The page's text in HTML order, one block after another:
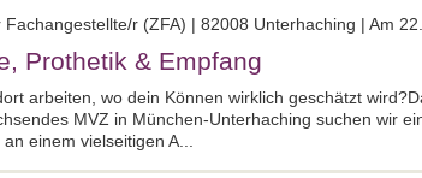
r (ZFA) | 82008 Unterhaching | Am
Prothetik & Empfang
arbeiten, wo dein Können wirklich geschätzt
MVZ in München-Unterhaching suchen wir
einem vielseitigen A...